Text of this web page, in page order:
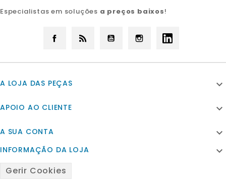
Especialistas em soluções a preços baixos!
Facebook YouTube Instagram
A LOJA DAS PEÇAS 
APOIO AO CLIENTE 
A SUA CONTA 
INFORMAÇÃO DA LOJA 
Gerir Cookies